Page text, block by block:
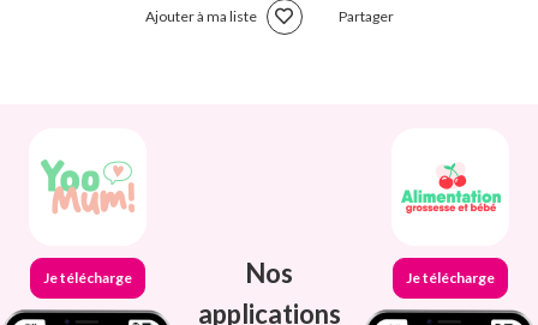
Ajouter à ma liste Partager
Je télécharge
Nos
applications
Je télécharge